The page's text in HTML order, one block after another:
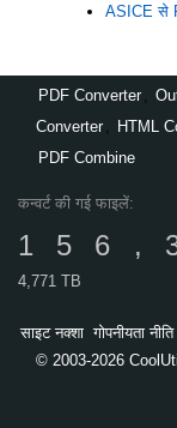
ASICE से
PDF Converter
Converter
HTML
PDF Combine
कन्वर्ट की गई फाइलें:
4,771 TB
साइट नक्शा गोपनीयता नीति
© 2003-2026